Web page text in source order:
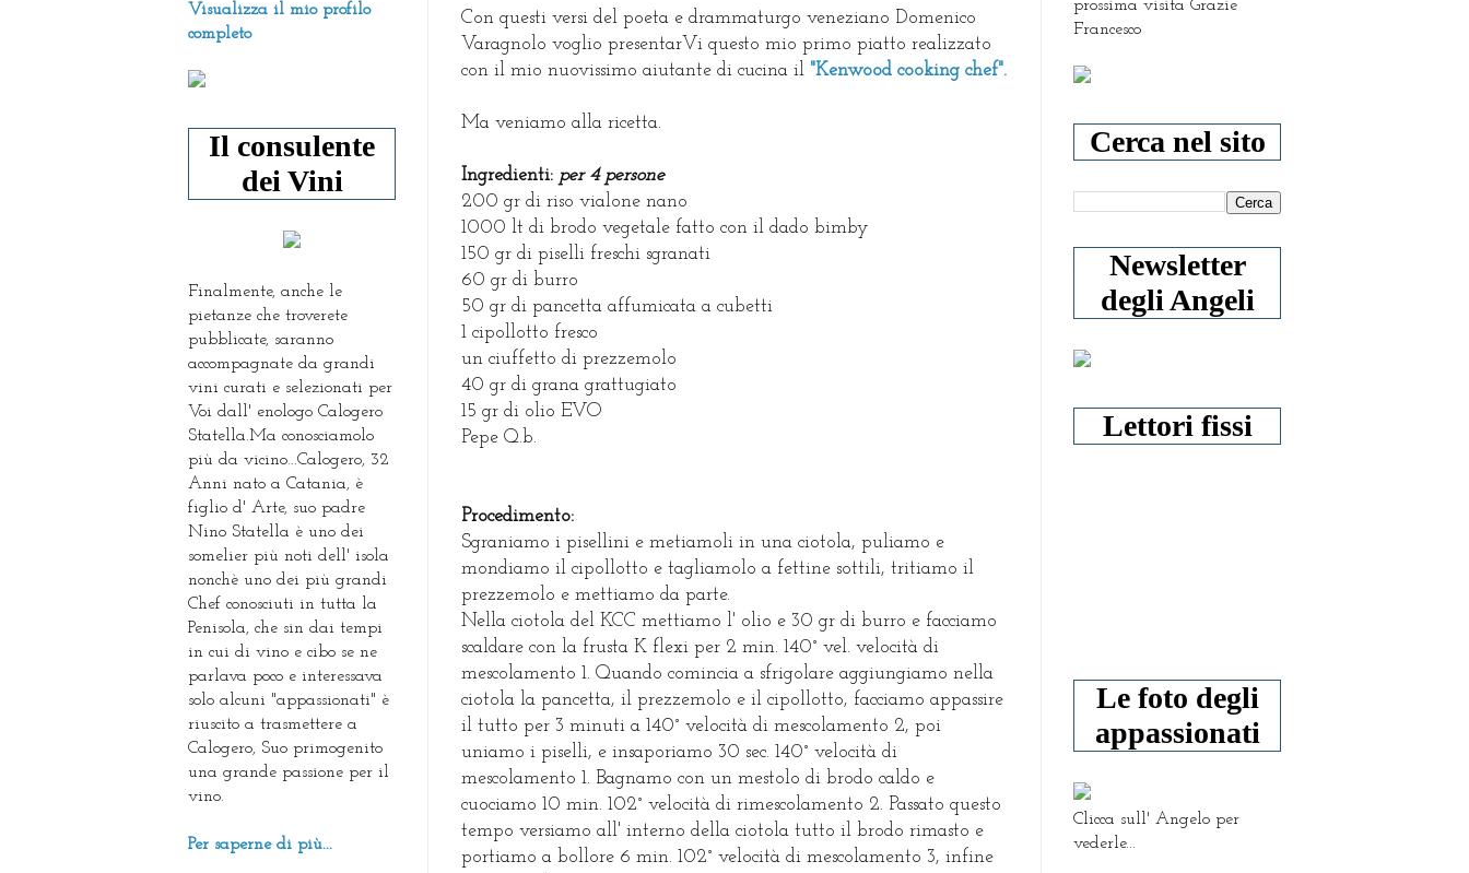
Con questi versi del poeta e drammaturgo veneziano Domenico
Varagnolo voglio presentarVi questo mio primo piatto realizzato
con il mio nuovissimo aiutante di cucina il "Kenwood cooking chef".
Ma veniamo alla ricetta.
Ingredienti: per 4 persone
200 gr di riso vialone nano
1000 lt di brodo vegetale fatto con il dado bimby
150 gr di piselli freschi sgranati
60 gr di burro
50 gr di pancetta affumicata a cubetti
1 cipollotto fresco
un ciuffetto di prezzemolo
40 gr di grana grattugiato
15 gr di olio EVO
Pepe Q.b.
Procedimento:
Sgraniamo i pisellini e metiamoli in una ciotola, puliamo e
mondiamo il cipollotto e tagliamolo a fettine sottili, tritiamo il
prezzemolo e mettiamo da parte.
Nella ciotola del KCC mettiamo l' olio e 30 gr di burro e facciamo
scaldare con la frusta K flexi per 2 min. 140° vel. velocità di
mescolamento 1. Quando comincia a sfrigolare aggiungiamo nella
ciotola la pancetta, il prezzemolo e il cipollotto, facciamo appassire
il tutto per 3 minuti a 140° velocità di mescolamento 2, poi
uniamo i piselli, e insaporiamo 30 sec. 140° velocità di
mescolamento 1. Bagnamo con un mestolo di brodo caldo e
cuociamo 10 min. 102° velocità di rimescolamento 2. Passato questo
tempo versiamo all' interno della ciotola tutto il brodo rimasto e
portiamo a bollore 6 min. 102° velocità di mescolamento 3, infine
Visualizza il mio profilo
completo
Il consulente
dei Vini
Finalmente, anche le
pietanze che troverete
pubblicate, saranno
accompagnate da grandi
vini curati e selezionati per
Voi dall' enologo Calogero
Statella.Ma conosciamolo
più da vicino...Calogero, 32
Anni nato a Catania, è
figlio d' Arte, suo padre
Nino Statella è uno dei
somelier più noti dell' isola
nonchè uno dei più grandi
Chef conosciuti in tutta la
Penisola, che sin dai tempi
in cui di vino e cibo se ne
parlava poco e interessava
solo alcuni "appassionati" è
riuscito a trasmettere a
Calogero, Suo primogenito
una grande passione per il
vino.
Per saperne di più...
prossima visita Grazie
Francesco
Cerca nel sito
Newsletter
degli Angeli
Lettori fissi
Le foto degli
appassionati
Clicca sull' Angelo per
vederle...